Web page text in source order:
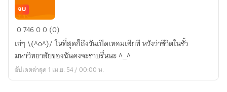
Must
be
love
รัก
นี้
จบ
074600 (0)
เย่ๆ \(^o^)/ ในที่สุดก็ถึงวันเปิดเทอมเสียที หวังว่าชีวิตในรั้ว
มหาวิทยาลัยของฉันคงจะราบรื่นนะ ^_^
อัปเดตล่าสุด 1 เม.ย. 54 / 00:00 น.